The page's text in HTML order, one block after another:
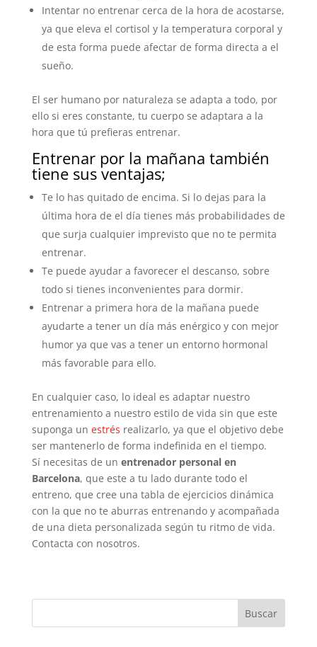
Intentar no entrenar cerca de la hora de acostarse,
ya que eleva el cortisol y la temperatura corporal y
de esta forma puede afectar de forma directa a el
sueño.
El ser humano por naturaleza se adapta a todo, por
ello si eres constante, tu cuerpo se adaptara a la
hora que tú prefieras entrenar.
Entrenar por la mañana también
tiene sus ventajas;
Te lo has quitado de encima. Si lo dejas para la
última hora de el día tienes más probabilidades de
que surja cualquier imprevisto que no te permita
entrenar.
Te puede ayudar a favorecer el descanso, sobre
todo si tienes inconvenientes para dormir.
Entrenar a primera hora de la mañana puede
ayudarte a tener un día más enérgico y con mejor
humor ya que vas a tener un entorno hormonal
más favorable para ello.
En cualquier caso, lo ideal es adaptar nuestro
entrenamiento a nuestro estilo de vida sin que este
suponga un estrés realizarlo, ya que el objetivo debe
ser mantenerlo de forma indefinida en el tiempo.
Sí necesitas de un entrenador personal en
Barcelona, que este a tu lado durante todo el
entreno, que cree una tabla de ejercicios dinámica
con la que no te aburras entrenando y acompañada
de una dieta personalizada según tu ritmo de vida.
Contacta con nosotros.